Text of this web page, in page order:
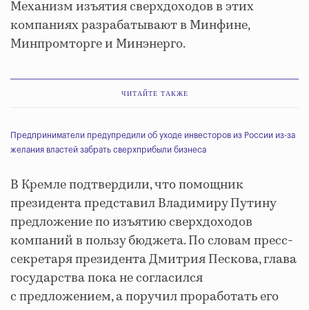
Механизм изъятия сверхдоходов в этих
компаниях разрабатывают в Минфине,
Минпромторге и Минэнерго.
ЧИТАЙТЕ ТАКЖЕ
Предприниматели предупредили об уходе инвесторов из России из-за
желания властей забрать сверхприбыли бизнеса
В Кремле подтвердили, что помощник
президента представил Владимиру Путину
предложение по изъятию сверхдоходов
компаний в пользу бюджета. По словам пресс-
секретаря президента Дмитрия Пескова, глава
государства пока не согласился
с предложением, а поручил проработать его